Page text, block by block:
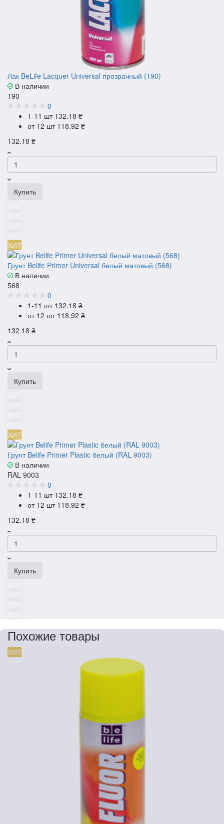
Лак BeLife Lacquer Universal прозрачный (190)
В наличии
190
0
1-11 шт 132.18 ₴
от 12 шт 118.92 ₴
132.18 ₴
Купить
ХИТ
Грунт Belife Primer Universal белый матовый (568)
В наличии
568
0
1-11 шт 132.18 ₴
от 12 шт 118.92 ₴
132.18 ₴
Купить
ХИТ
Грунт Belife Primer Plastic белый (RAL 9003)
В наличии
RAL 9003
0
1-11 шт 132.18 ₴
от 12 шт 118.92 ₴
132.18 ₴
Купить
Похожие товары
ХИТ